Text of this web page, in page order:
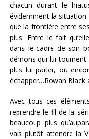
chacun durant le
évidemment la situation
que la frontière entre
plus. Entre le fait
dans le cadre de son
démons qui lui
plus lui parler, ou
échapper…Rowan Black
Avec tous ces
reprendre le fil de la
beaucoup plus
vais plutôt attendre la